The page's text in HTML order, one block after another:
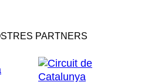
PARTNERS